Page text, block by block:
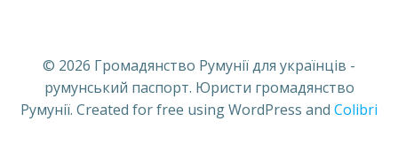
© 2026 Громадянство Румунії для українців -
румунський паспорт. Юристи громадянство
Румунії. Created for free using WordPress and Colibri